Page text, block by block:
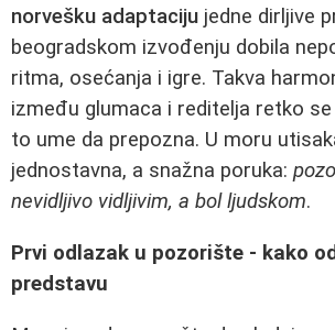
norvešku adaptaciju jedne dirljive
beogradskom izvođenju dobila
ritma, osećanja i igre. Takva
između glumaca i reditelja retko
to ume da prepozna. U moru
jednostavna, a snažna poruka:
nevidljivo vidljivim, a bol ljudskom.
Prvi odlazak u pozorište - kako
predstavu